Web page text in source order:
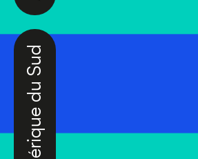
Amérique du Sud